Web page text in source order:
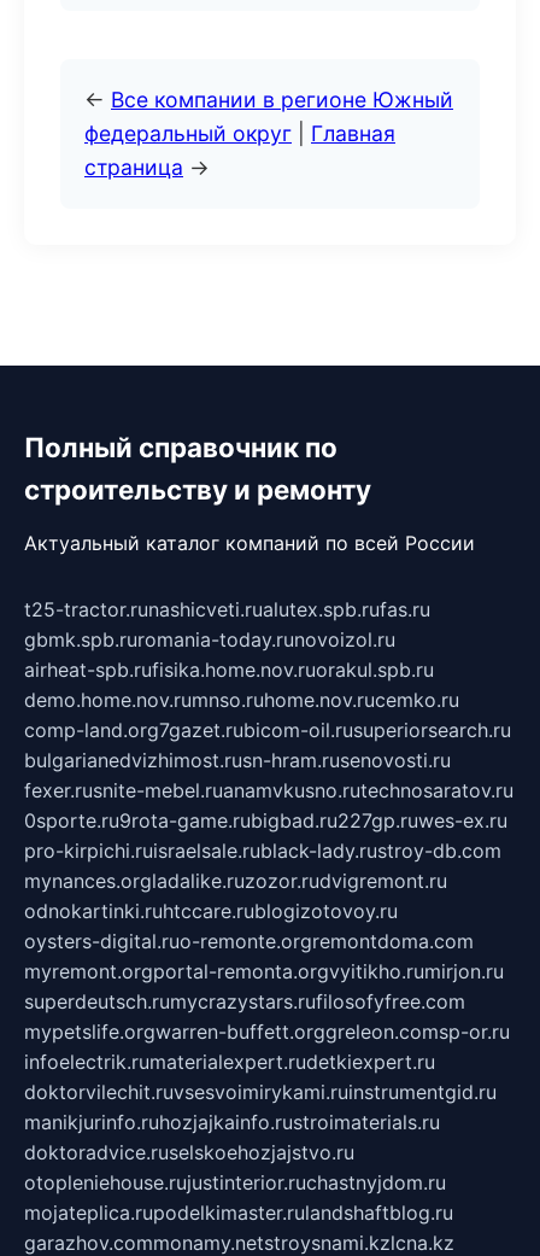
← Все компании в регионе Южный
федеральный округ
Главная
страница →
Полный справочник по
строительству и ремонту
Актуальный каталог компаний по всей России
t25-tractor.runashicveti.rualutex.spb.rufas.ru
gbmk.spb.ruromania-today.runovoizol.ru
airheat-spb.rufisika.home.nov.ruorakul.spb.ru
demo.home.nov.rumnso.ruhome.nov.rucemko.ru
comp-land.org7gazet.rubicom-oil.rusuperiorsearch.ru
bulgarianedvizhimost.rusn-hram.rusenovosti.ru
fexer.rusnite-mebel.ruanamvkusno.rutechnosaratov.ru
0sporte.ru9rota-game.rubigbad.ru227gp.ruwes-ex.ru
pro-kirpichi.ruisraelsale.rublack-lady.rustroy-db.com
mynances.orgladalike.ruzozor.rudvigremont.ru
odnokartinki.ruhtccare.rublogizotovoy.ru
oysters-digital.ruo-remonte.orgremontdoma.com
myremont.orgportal-remonta.orgvyitikho.rumirjon.ru
superdeutsch.rumycrazystars.rufilosofyfree.com
mypetslife.orgwarren-buffett.orggreleon.comsp-or.ru
infoelectrik.rumaterialexpert.rudetkiexpert.ru
doktorvilechit.ruvsesvoimirykami.ruinstrumentgid.ru
manikjurinfo.ruhozjajkainfo.rustroimaterials.ru
doktoradvice.ruselskoehozjajstvo.ru
otopleniehouse.rujustinterior.ruchastnyjdom.ru
mojateplica.rupodelkimaster.rulandshaftblog.ru
garazhov.commonamy.netstroysnami.kzlcna.kz